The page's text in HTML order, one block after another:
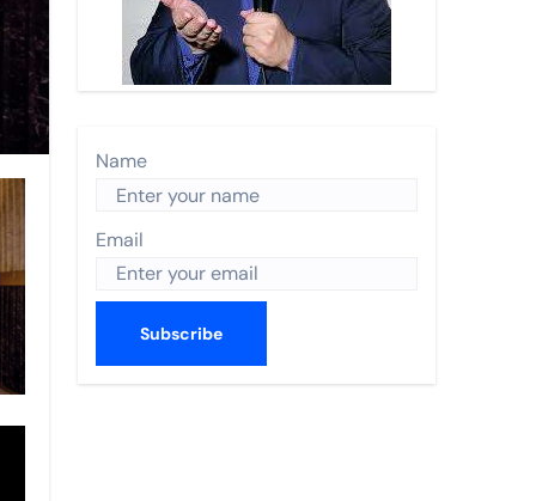
de World Trade Centers Association en Filadelfia
en The Town
2026
nacionales
Name
Email